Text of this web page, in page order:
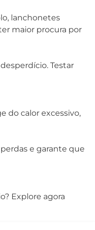
lanchonetes
maior procura por
Testar
do calor excessivo,
e garante que
Explore agora